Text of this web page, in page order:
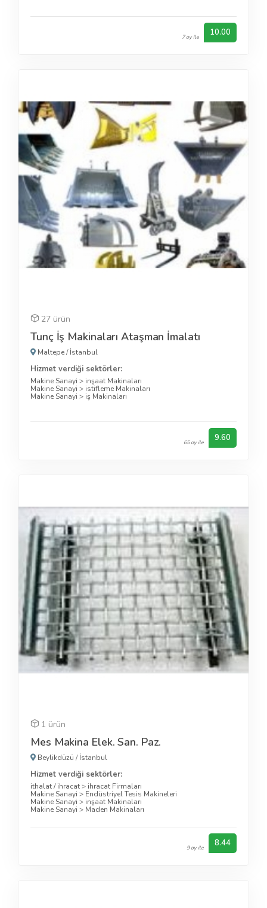
7 oy ile 10.00
27 ürün
Tunç İş Makinaları Ataşman İmalatı
Maltepe/İstanbul
Hizmet verdiği sektörler:
Makine Sanayi > inşaat Makinaları
Makine Sanayi > istifleme Makinaları
Makine Sanayi > iş Makinaları
65 oy ile 9.60
1 ürün
Mes Makina Elek. San. Paz.
Beylikdüzü /İstanbul
Hizmet verdiği sektörler:
ithalat / ihracat> ihracat Firmaları
Makine Sanayi > Endüstriyel Tesis Makineleri
Makine Sanayi > inşaat Makinaları
Makine Sanayi > Maden Makinaları
9 oy ile 8.44